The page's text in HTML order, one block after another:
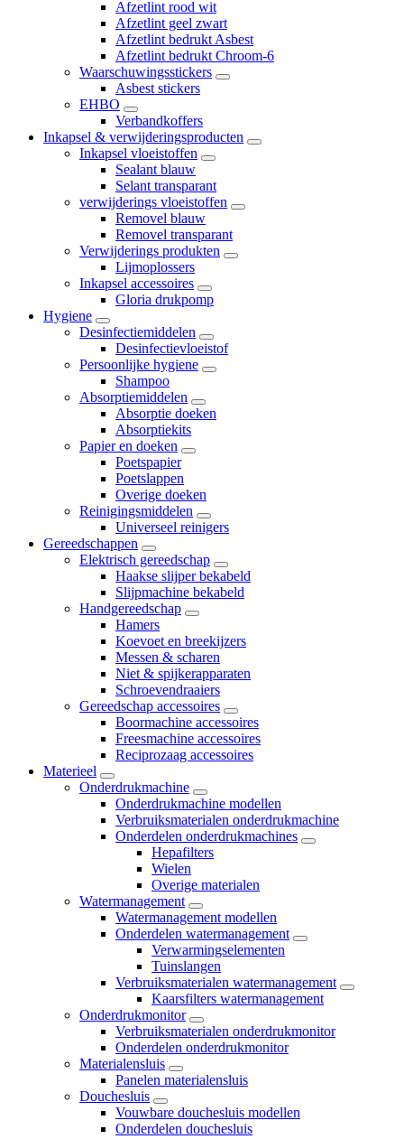
Afzetlint rood wit
Afzetlint geel zwart
Afzetlint bedrukt Asbest
Afzetlint bedrukt Chroom-6
Waarschuwingsstickers
Asbest stickers
EHBO
Verbandkoffers
Inkapsel & verwijderingsproducten
Inkapsel vloeistoffen
Sealant blauw
Selant transparant
verwijderings vloeistoffen
Removel blauw
Removel transparant
Verwijderings produkten
Lijmoplossers
Inkapsel accessoires
Gloria drukpomp
Hygiene
Desinfectiemiddelen
Desinfectievloeistof
Persoonlijke hygiene
Shampoo
Absorptiemiddelen
Absorptie doeken
Absorptiekits
Papier en doeken
Poetspapier
Poetslappen
Overige doeken
Reinigingsmiddelen
Universeel reinigers
Gereedschappen
Elektrisch gereedschap
Haakse slijper bekabeld
Slijpmachine bekabeld
Handgereedschap
Hamers
Koevoet en breekijzers
Messen & scharen
Niet & spijkerapparaten
Schroevendraaiers
Gereedschap accessoires
Boormachine accessoires
Freesmachine accessoires
Reciprozaag accessoires
Materieel
Onderdrukmachine
Onderdrukmachine modellen
Verbruiksmaterialen onderdrukmachine
Onderdelen onderdrukmachines
Hepafilters
Wielen
Overige materialen
Watermanagement
Watermanagement modellen
Onderdelen watermanagement
Verwarmingselementen
Tuinslangen
Verbruiksmaterialen watermanagement
Kaarsfilters watermanagement
Onderdrukmonitor
Verbruiksmaterialen onderdrukmonitor
Onderdelen onderdrukmonitor
Materialensluis
Panelen materialensluis
Douchesluis
Vouwbare douchesluis modellen
Onderdelen douchesluis